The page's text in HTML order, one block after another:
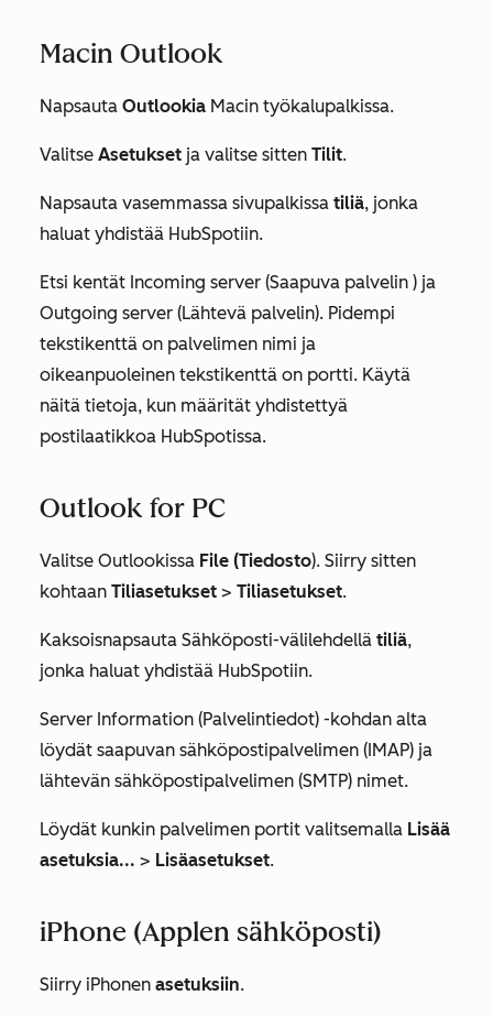
Macin Outlook
Napsauta Outlookia Macin työkalupalkissa.
Valitse Asetukset ja valitse sitten Tilit.
Napsauta vasemmassa sivupalkissa tiliä, jonka
haluat yhdistää HubSpotiin.
Etsi kentät Incoming server (Saapuva palvelin ) ja
Outgoing server (Lähtevä palvelin). Pidempi
tekstikenttä on palvelimen nimi ja
oikeanpuoleinen tekstikenttä on portti. Käytä
näitä tietoja, kun määrität yhdistettyä
postilaatikkoa HubSpotissa.
Outlook for PC
Valitse Outlookissa File (Tiedosto). Siirry sitten
kohtaan Tiliasetukset > Tiliasetukset.
Kaksoisnapsauta Sähköposti-välilehdellä tiliä,
jonka haluat yhdistää HubSpotiin.
Server Information (Palvelintiedot) -kohdan alta
löydät saapuvan sähköpostipalvelimen (IMAP) ja
lähtevän sähköpostipalvelimen (SMTP) nimet.
Löydät kunkin palvelimen portit valitsemalla Lisää
asetuksia... > Lisäasetukset.
iPhone (Applen sähköposti)
Siirry iPhonen asetuksiin.